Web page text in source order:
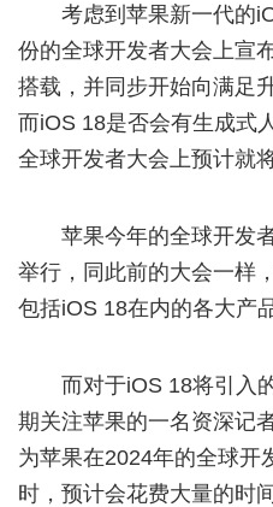
考虑到苹果新一代的
份的全球开发者大会上宣
搭载，并同步开始向满足
而iOS 18是否会有生成式
全球开发者大会上预计就
苹果今年的全球开发者
举行，同此前的大会一样
包括iOS 18在内的各大产
而对于iOS 18将引入的
期关注苹果的一名资深记
为苹果在2024年的全球开
时，预计会花费大量的时